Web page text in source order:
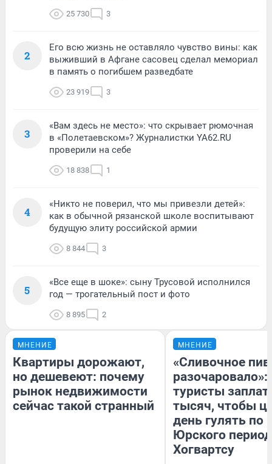
25 730 3
2
Его всю жизнь не оставляло чувство вины: как
выживший в Афгане сасовец сделал мемориал
в память о погибшем разведбате
23 919 3
3
«Вам здесь не место»: что скрывает рюмочная
в «Полетаевском»? Журналистки YA62.RU
проверили на себе
18 838 1
4
«Никто не поверил, что мы привезли детей»:
как в обычной рязанской школе воспитывают
будущую элиту российской армии
8 844 3
5
«Все еще в шоке»: сыну Трусовой исполнился
год — трогательный пост и фото
8 895 2
МНЕНИЕ
Квартиры дорожают,
но дешевеют: почему
рынок недвижимости
сейчас такой странный
МНЕНИЕ
«Сливочное
разочаровало»:
туристы
тысяч, чтобы
день гулять по
Юрского
Хогвартсу